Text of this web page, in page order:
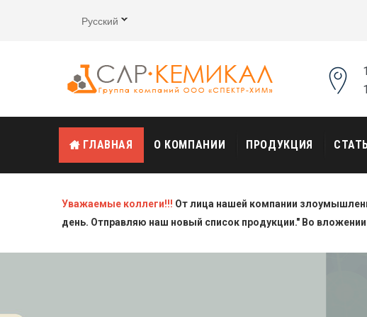
Русский
ГЛАВНАЯ О КОМПАНИИ ПРОДУКЦИЯ
Уважаемые коллеги!!! От лица нашей компании
день. Отправляю наш новый список продукции." Во